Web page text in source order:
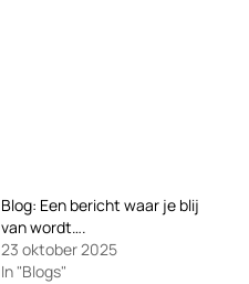
Blog: Een bericht waar je blij
van wordt….
23 oktober 2025
In "Blogs"